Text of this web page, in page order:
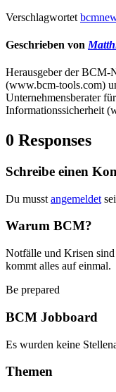
Verschlagwortet
Geschrieben von
Herausgeber der
(www.bcm-tools.com)
Unternehmensberater
Informationssicherheit
0 Responses
Schreibe einen
Du musst angemeldet
Warum BCM?
Notfälle und Krisen
kommt alles auf einmal.
Be prepared
BCM Jobboard
Es wurden keine
Themen